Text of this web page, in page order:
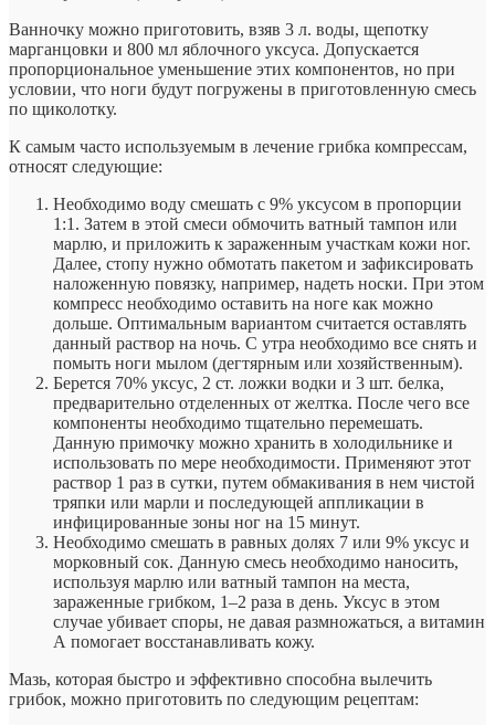
Ванночку можно приготовить, взяв 3 л. воды, щепотку
марганцовки и 800 мл яблочного уксуса. Допускается
пропорциональное уменьшение этих компонентов, но при
условии, что ноги будут погружены в приготовленную смесь
по щиколотку.
К самым часто используемым в лечение грибка компрессам,
относят следующие:
Необходимо воду смешать с 9% уксусом в пропорции
1:1. Затем в этой смеси обмочить ватный тампон или
марлю, и приложить к зараженным участкам кожи ног.
Далее, стопу нужно обмотать пакетом и зафиксировать
наложенную повязку, например, надеть носки. При этом
компресс необходимо оставить на ноге как можно
дольше. Оптимальным вариантом считается оставлять
данный раствор на ночь. С утра необходимо все снять и
помыть ноги мылом (дегтярным или хозяйственным).
Берется 70% уксус, 2 ст. ложки водки и 3 шт. белка,
предварительно отделенных от желтка. После чего все
компоненты необходимо тщательно перемешать.
Данную примочку можно хранить в холодильнике и
использовать по мере необходимости. Применяют этот
раствор 1 раз в сутки, путем обмакивания в нем чистой
тряпки или марли и последующей аппликации в
инфицированные зоны ног на 15 минут.
Необходимо смешать в равных долях 7 или 9% уксус и
морковный сок. Данную смесь необходимо наносить,
используя марлю или ватный тампон на места,
зараженные грибком, 1–2 раза в день. Уксус в этом
случае убивает споры, не давая размножаться, а витамин
А помогает восстанавливать кожу.
Мазь, которая быстро и эффективно способна вылечить
грибок, можно приготовить по следующим рецептам: